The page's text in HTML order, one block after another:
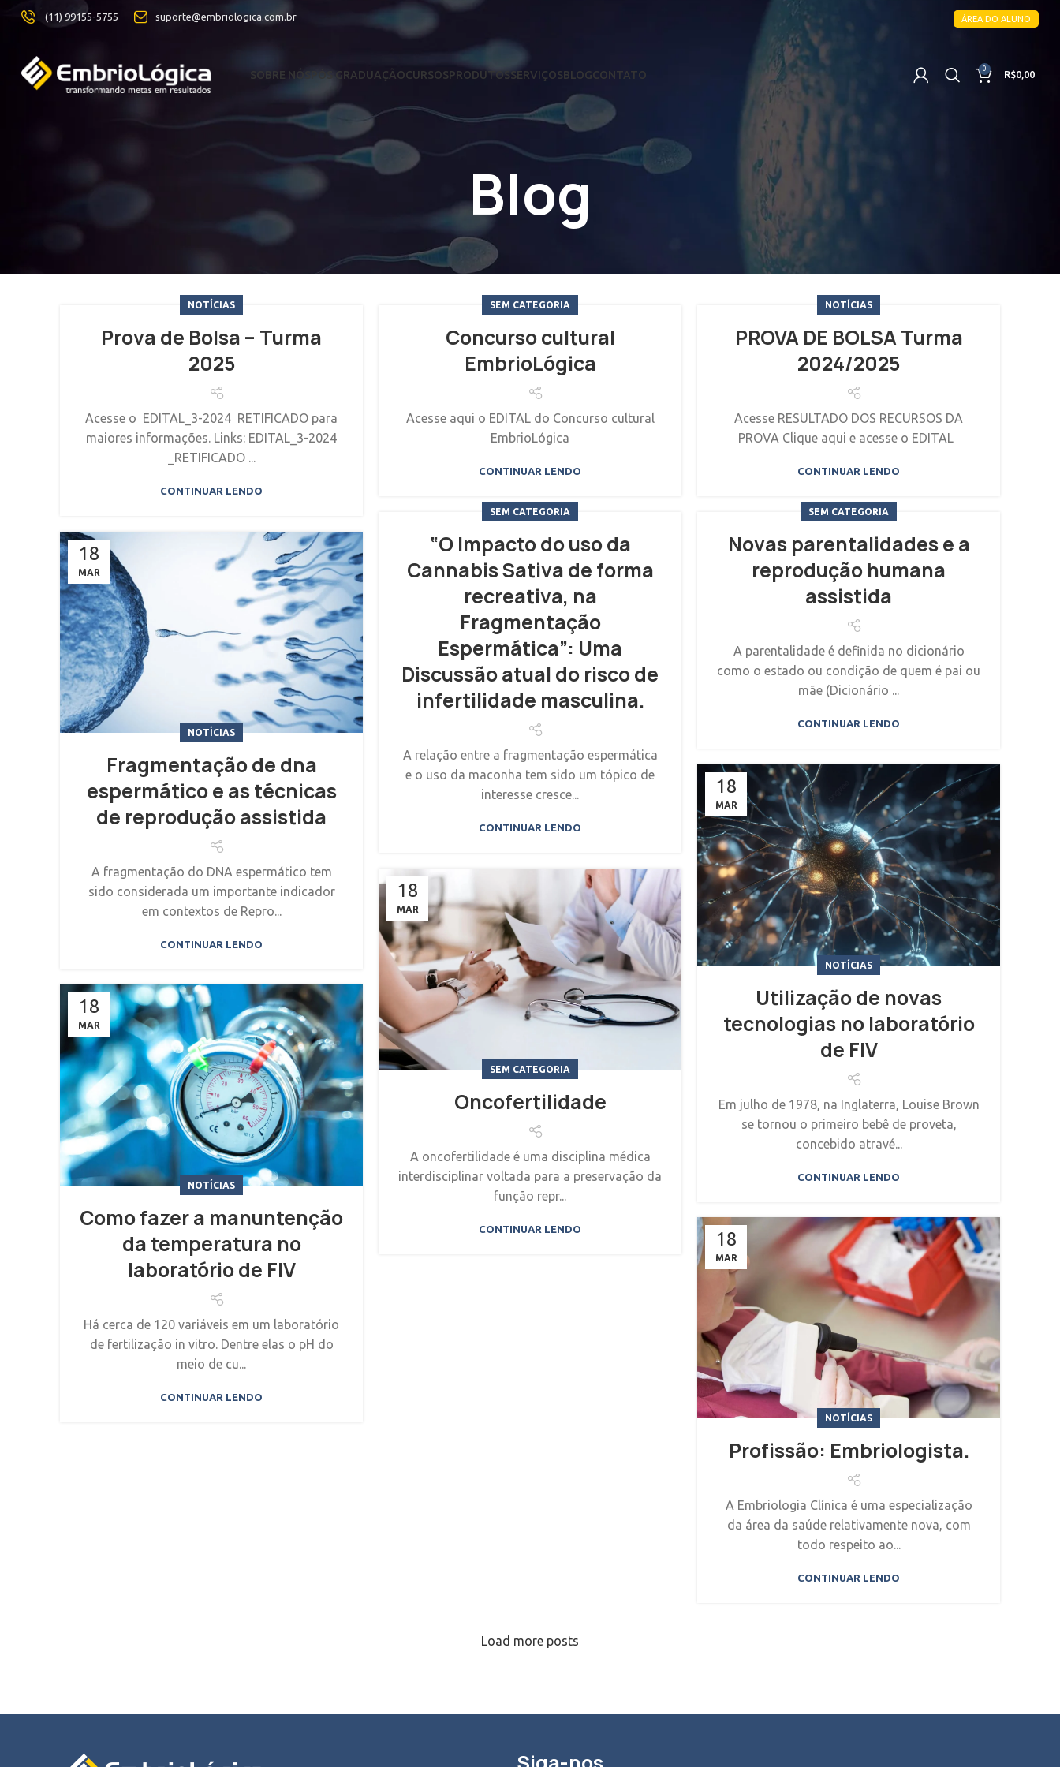
(11) 99155-5755 suporte@embriologica.com.br ÁREA DO ALUNO
SOBRE NÓS PÓS GRADUAÇÃOCURSOSPRODUTOSSERVIÇOSBLOGCONTATO 0
R$0,00
Blog
NOTÍCIAS
Prova de Bolsa – Turma
2025
Acesse o EDITAL_3-2024 RETIFICADO para
maiores informações. Links: EDITAL_3-2024
_RETIFICADO ...
CONTINUAR LENDO
SEM CATEGORIA
Concurso cultural
EmbrioLógica
Acesse aqui o EDITAL do Concurso cultural
EmbrioLógica
CONTINUAR LENDO
NOTÍCIAS
PROVA DE BOLSA Turma
2024/2025
Acesse RESULTADO DOS RECURSOS DA
PROVA Clique aqui e acesse o EDITAL
CONTINUAR LENDO
SEM CATEGORIA
“O Impacto do uso da
Cannabis Sativa de forma
recreativa, na
Fragmentação
Espermática”: Uma
Discussão atual do risco de
infertilidade masculina.
A relação entre a fragmentação espermática
e o uso da maconha tem sido um tópico de
interesse cresce...
CONTINUAR LENDO
SEM CATEGORIA
Novas parentalidades e a
reprodução humana
assistida
A parentalidade é definida no dicionário
como o estado ou condição de quem é pai ou
mãe (Dicionário ...
CONTINUAR LENDO
18
MAR
NOTÍCIAS
Fragmentação de dna
espermático e as técnicas
de reprodução assistida
A fragmentação do DNA espermático tem
sido considerada um importante indicador
em contextos de Repro...
CONTINUAR LENDO
18
MAR
NOTÍCIAS
Utilização de novas
tecnologias no laboratório
de FIV
Em julho de 1978, na Inglaterra, Louise Brown
se tornou o primeiro bebê de proveta,
concebido atravé...
CONTINUAR LENDO
18
MAR
SEM CATEGORIA
Oncofertilidade
A oncofertilidade é uma disciplina médica
interdisciplinar voltada para a preservação da
função repr...
CONTINUAR LENDO
18
MAR
NOTÍCIAS
Como fazer a manuntenção
da temperatura no
laboratório de FIV
Há cerca de 120 variáveis em um laboratório
de fertilização in vitro. Dentre elas o pH do
meio de cu...
CONTINUAR LENDO
18
MAR
NOTÍCIAS
Profissão: Embriologista.
A Embriologia Clínica é uma especialização
da área da saúde relativamente nova, com
todo respeito ao...
CONTINUAR LENDO
Load more posts